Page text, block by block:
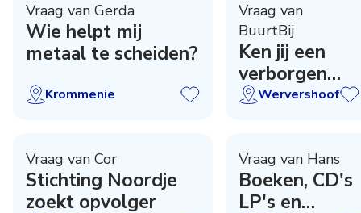
Vraag van Gerda
Wie helpt mij
metaal te scheiden?
Krommenie
Vraag van
BuurtBij
Ken jij een
verborgen
paadje?
Wervershoof
Vraag van Cor
Stichting Noordje
zoekt opvolger
Vraag van Hans
Boeken, CD's
LP's en